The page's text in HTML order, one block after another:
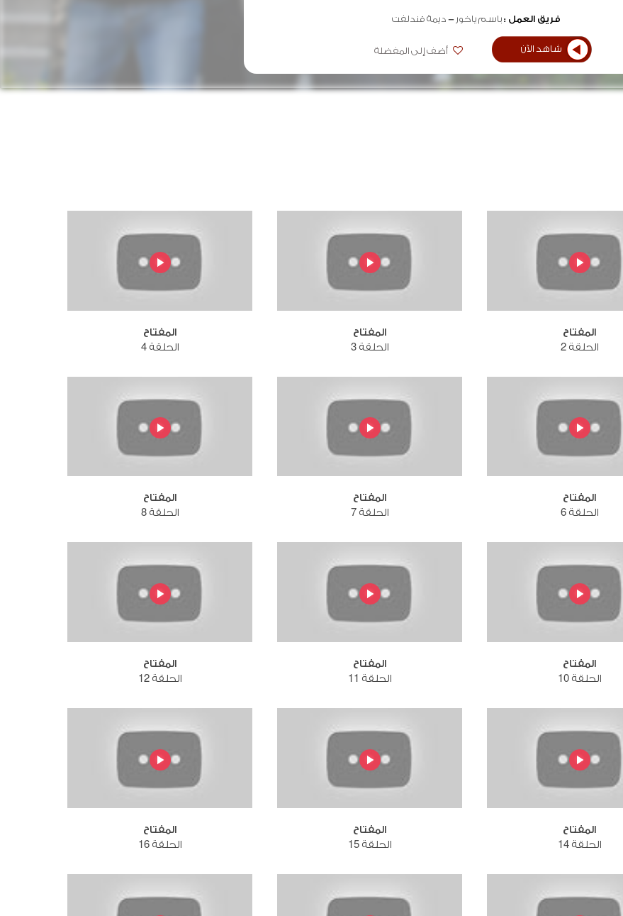
فريق العمل :باسم ياخور ديمة قندلفت
شاهد الآن أضف إلى المفضلة
المفتاح
الحلقة 2
المفتاح
الحلقة 3
المفتاح
الحلقة 4
المفتاح
الحلقة 6
المفتاح
الحلقة 7
المفتاح
الحلقة 8
المفتاح
الحلقة 10
المفتاح
الحلقة 11
المفتاح
الحلقة 12
المفتاح
الحلقة 14
المفتاح
الحلقة 15
المفتاح
الحلقة 16